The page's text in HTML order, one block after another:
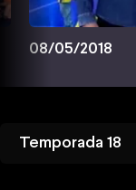
08/05/2018